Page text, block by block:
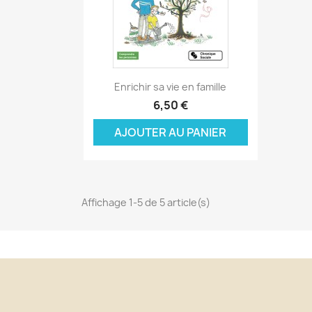
Aperçu rapide
Enrichir sa vie en famille
6,50 €
AJOUTER AU PANIER
Affichage 1-5 de 5 article(s)